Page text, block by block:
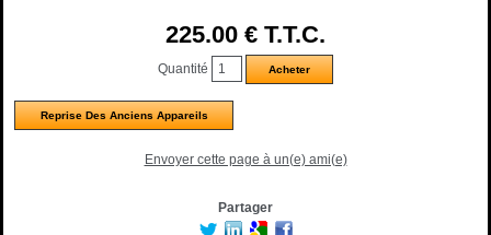
225.00 € T.T.C.
Quantité
Reprise Des Anciens Appareils
Envoyer cette page à un(e) ami(e)
Partager